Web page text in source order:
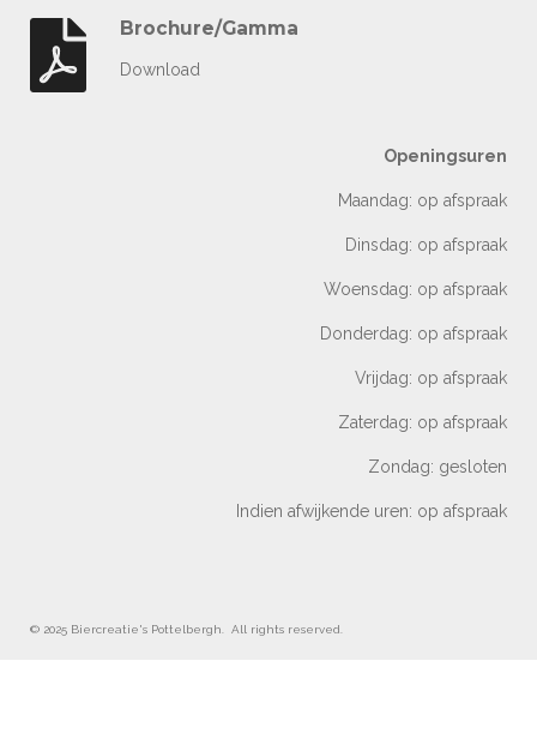
k
Brochure/Gamma
Download
Openingsuren
Maandag: op afspraak
Dinsdag: op afspraak
Woensdag: op afspraak
Donderdag: op afspraak
Vrijdag: op afspraak
Zaterdag: op afspraak
Zondag: gesloten
Indien afwijkende uren: op afspraak
© 2025 Biercreatie's Pottelbergh. All rights reserved.